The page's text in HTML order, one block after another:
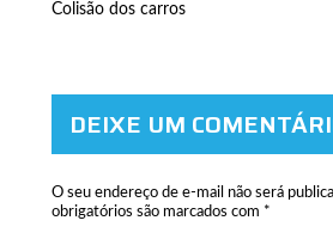
Colisão dos carros
DEIXE UM
O seu endereço de e-mail não será
obrigatórios são marcados com *